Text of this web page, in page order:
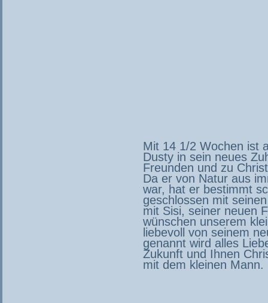
Mit 14 1/2 Wochen ist
Dusty in sein neues
Freunden und zu
Da er von Natur aus
war, hat er bestimmt
geschlossen mit
mit Sisi, seiner neuen
wünschen unserem
liebevoll von seinem
genannt wird alles
Zukunft und Ihnen
mit dem kleinen Mann.